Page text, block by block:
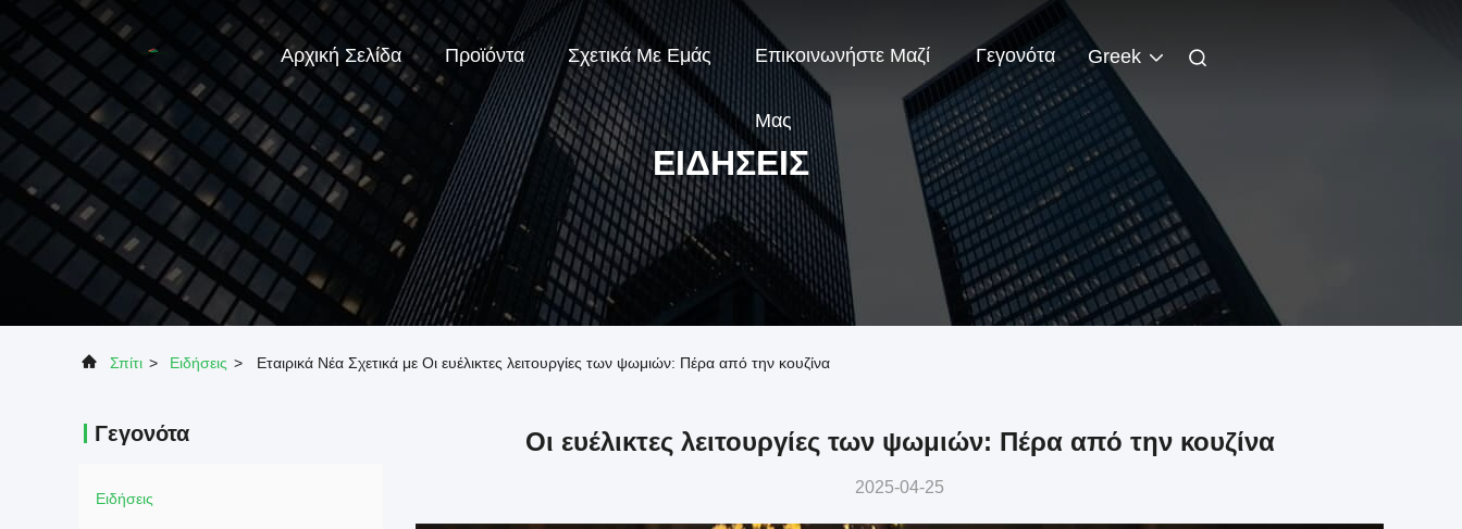
Αρχική Σελίδα Προϊόντα Σχετικά Με Εμάς Επικοινωνήστε Μαζί
Μας
Γεγονότα Greek
ΕΙΔΉΣΕΙΣ
Σπίτι > Ειδήσεις > Εταιρικά Νέα Σχετικά με Οι ευέλικτες λειτουργίες των ψωμιών: Πέρα από την κουζίνα
Γεγονότα
Ειδήσεις
Οι ευέλικτες λειτουργίες των ψωμιών: Πέρα από την κουζίνα
2025-04-25